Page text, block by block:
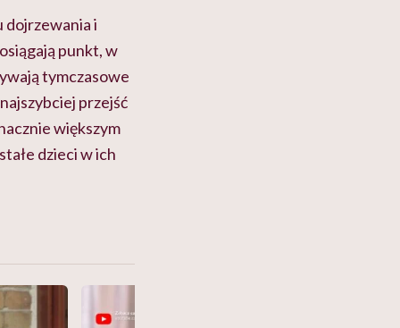
dojrzewania i
punkt, w
tymczasowe
przejść
większym
dzieci w ich